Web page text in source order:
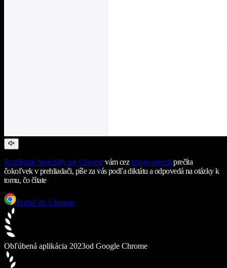
Rozšírenie Speechify pre Chromevám ceztext-to-speech prečíta
čokoľvek v prehliadači, píše za vás podľa diktátu a odpovedá na otázky k
tomu, čo čítate
Pridať do Chromu
Obľúbená aplikácia 2023od Google Chrome